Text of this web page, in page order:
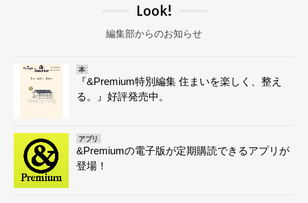
Look!
編集部からのお知らせ
本
『&Premium特別編集 住まいを楽しく、整え
る。』好評発売中。
アプリ
&Premiumの電子版が定期購読できるアプリが
登場！